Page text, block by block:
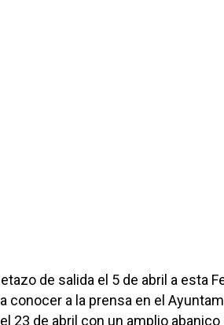
de salida el 5 de abril a esta
conocer a la prensa en el
23 de abril con un amplio abanico